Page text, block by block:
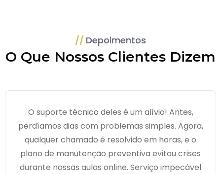
Depoimentos
O Que Nossos Clientes Dizem
O suporte técnico deles é um alívio! Antes,
perdíamos dias com problemas simples. Agora,
qualquer chamado é resolvido em horas, e o
plano de manutenção preventiva evitou crises
durante nossas aulas online. Serviço impecável